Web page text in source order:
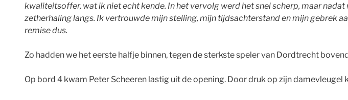
kwaliteitsoffer, wat ik niet echt kende. In het vervolg werd het snel scherp, maar
zetherhaling langs. Ik vertrouwde mijn stelling, mijn tijdsachterstand en mijn gebrek
remise dus.
Zo hadden we het eerste halfje binnen, tegen de sterkste speler van Dordtrecht
Op bord 4 kwam Peter Scheeren lastig uit de opening. Door druk op zijn